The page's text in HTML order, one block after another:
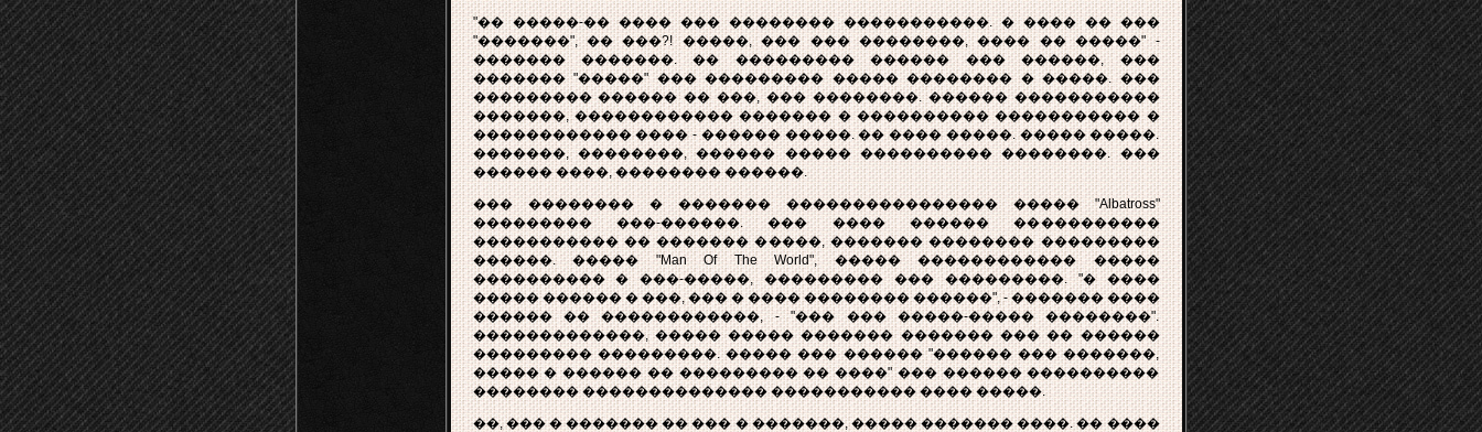
"�� �����-�� ���� ��� �������� �����������. � ���� �� ���
"�������", �� ���?! �����, ��� ��� ��������, ���� �� �����" -
������� �������. �� ��������� ������ ��� ������, ���
������� "�����" ��� ��������� ����� �������� � �����. ���
��������� ������ �� ���, ��� ��������. ������ �����������
�������, ������������ ������� � ���������� ����������� �
������������ ���� - ������ �����. �� ���� �����. ����� �����.
�������, ��������, ������ ����� ���������� ��������. ���
������ ����, �������� ������.
��� �������� � ������� ���������������� ����� "Albatross"
��������� ���-������. ��� ���� ������ �����������
����������� �� ������� �����, ������� �������� ���������
������. ����� "Man Of The World", ����� ������������ �����
���������� � ���-�����, ��������� ��� ���������. "� ����
����� ������ � ���, ��� � ���� �������� ������", - ������� ����
������ �� ������������, - "��� ��� �����-����� ��������".
�������������, ����� ����� ������� ������� ��� �� ������
��������� ���������. ����� ��� ������ "������ ��� �������,
����� � ������ �� ��������� �� ����" ��� ������ ����������
�������� �������������� ����������� ���� �����.
��, ��� � ������� �� ��� � �������, ����� ������� ����. �� ����